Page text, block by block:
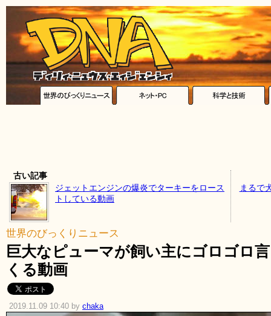
古い記事
ジェットエンジンの爆炎でターキーをロース
トしている動画
まるで
世界のびっくりニュース
巨大なピューマが飼い主にゴロゴロ
くる動画
2019.11.09 10:40 by chaka